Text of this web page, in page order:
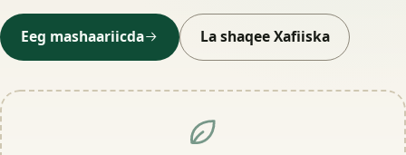
Eeg mashaariicda La shaqee Xafiiska